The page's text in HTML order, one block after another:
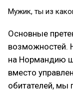
Мужик, ты из
Основные
возможностей.
на Нормандию
вместо
обитателей, мы